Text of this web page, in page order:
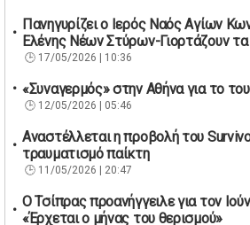
Πανηγυρίζει ο Ιερός Ναός Αγίων
Ελένης Νέων Στύρων-Γιορτάζουν
17/05/2026 | 10:36
«Συναγερμός» στην Αθήνα για το
12/05/2026 | 05:46
Αναστέλλεται η προβολή του
τραυματισμό παίκτη
11/05/2026 | 20:47
Ο Τσίπρας προανήγγειλε για τον
«Έρχεται ο μήνας του θερισμού»